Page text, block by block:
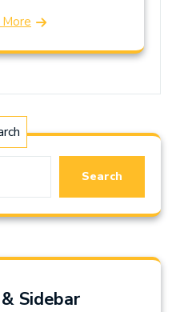
More
Search
Sidebar